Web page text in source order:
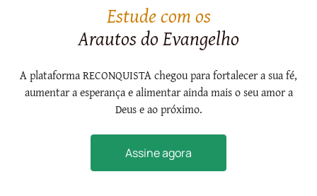
Estude com os
Arautos do Evangelho
A plataforma RECONQUISTA chegou para fortalecer a sua fé,
aumentar a esperança e alimentar ainda mais o seu amor a
Deus e ao próximo.
Assine agora